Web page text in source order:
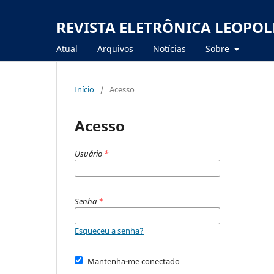
REVISTA ELETRÔNICA
Atual Arquivos Notícias Sobre
Início / Acesso
Acesso
Usuário *
Senha *
Esqueceu a senha?
Mantenha-me conectado